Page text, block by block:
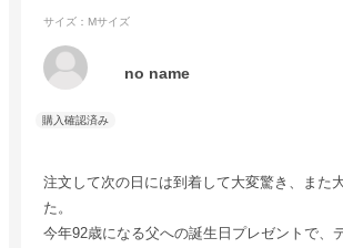
サイズ：Mサイズ
no name
注文して次の日には到着して大変驚き、また
た。
今年92歳になる父への誕生日プレゼントで、